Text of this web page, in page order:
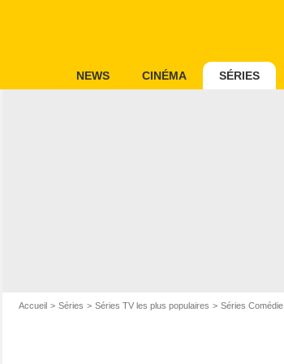
NEWS CINÉMA SÉRIES
Accueil Séries Séries TV les plus populaires Séries Comédie